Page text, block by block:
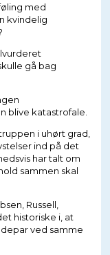
med
kvindelig
gå bag
blive katastrofale.
i uhørt grad,
ind på det
har talt om
sammen skal
Russell,
historiske i, at
ved samme